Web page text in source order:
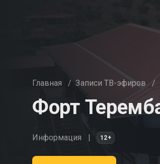
Главная / Записи ТВ-эфиров /
Форт
Информация 12+